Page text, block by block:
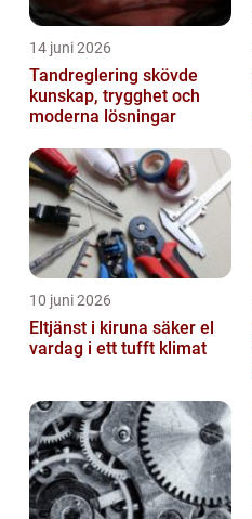
14 juni 2026
Tandreglering skövde
kunskap, trygghet och
moderna lösningar
10 juni 2026
Eltjänst i kiruna säker el
vardag i ett tufft klimat